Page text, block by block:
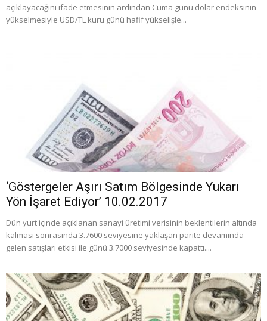
açıklayacağını ifade etmesinin ardından Cuma günü dolar endeksinin
yükselmesiyle USD/TL kuru günü hafif yükselişle...
‘Göstergeler Aşırı Satım Bölgesinde Yukarı
Yön İşaret Ediyor’ 10.02.2017
Dün yurt içinde açıklanan sanayi üretimi verisinin beklentilerin altında
kalması sonrasında 3.7600 seviyesine yaklaşan parite devamında
gelen satışları etkisi ile günü 3.7000 seviyesinde kapattı....